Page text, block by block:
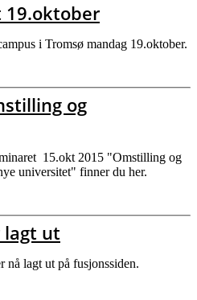
i Tromsø mandag 19.oktober.
og
15.okt 2015 "Omstilling og
universitet" finner du her.
lagt ut
nå lagt ut på fusjonssiden.